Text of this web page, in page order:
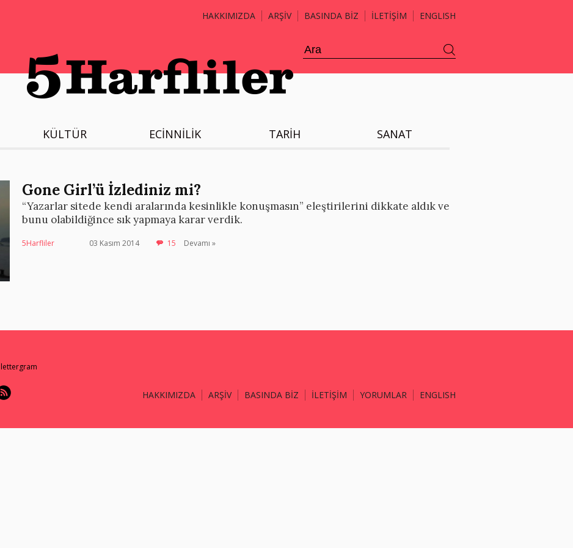
HAKKIMIZDA ARŞİV BASINDA BİZ İLETİŞİM ENGLISH
KÜLTÜR ECİNNİLİK TARİH SANAT
Gone Girl’ü İzlediniz mi?
“Yazarlar sitede kendi aralarında kesinlikle konuşmasın” eleştirilerini dikkate aldık ve
bunu olabildiğince sık yapmaya karar verdik.
5Harfliler 03 Kasım 2014 15 Devamı »
lettergram
HAKKIMIZDA ARŞİV BASINDA BİZ İLETİŞİM YORUMLAR ENGLISH